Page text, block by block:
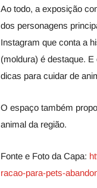
Ao todo, a exposição
dos personagens
Instagram que conta a
(moldura) é destaque.
dicas para cuidar de
O espaço também
animal da região.
Fonte e Foto da Capa:
racao-para-pets-